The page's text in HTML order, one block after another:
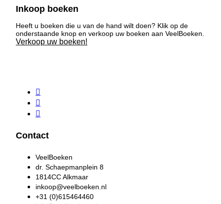
Inkoop boeken
Heeft u boeken die u van de hand wilt doen? Klik op de
onderstaande knop en verkoop uw boeken aan VeelBoeken.
Verkoop uw boeken!
Contact
VeelBoeken
dr. Schaepmanplein 8
1814CC Alkmaar
inkoop@veelboeken.nl
+31 (0)615464460